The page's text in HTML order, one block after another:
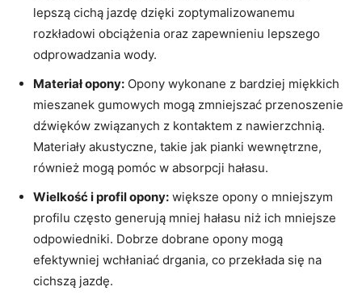
lepszą cichą jazdę dzięki zoptymalizowanemu
rozkładowi ⁢obciążenia oraz zapewnieniu lepszego
odprowadzania wody.
Materiał‍ opony: Opony wykonane z bardziej miękkich
mieszanek gumowych mogą zmniejszać ‌przenoszenie
dźwięków związanych z kontaktem z nawierzchnią.
Materiały⁤ akustyczne, takie ​jak pianki wewnętrzne,
również ‍mogą pomóc w absorpcji ‍hałasu.
Wielkość i⁤ profil opony: większe opony o mniejszym
⁣profilu często generują mniej hałasu ⁣niż ich ​mniejsze
odpowiedniki. ‍Dobrze dobrane opony mogą
⁣efektywniej‌ wchłaniać drgania, co przekłada się ​na
cichszą jazdę.